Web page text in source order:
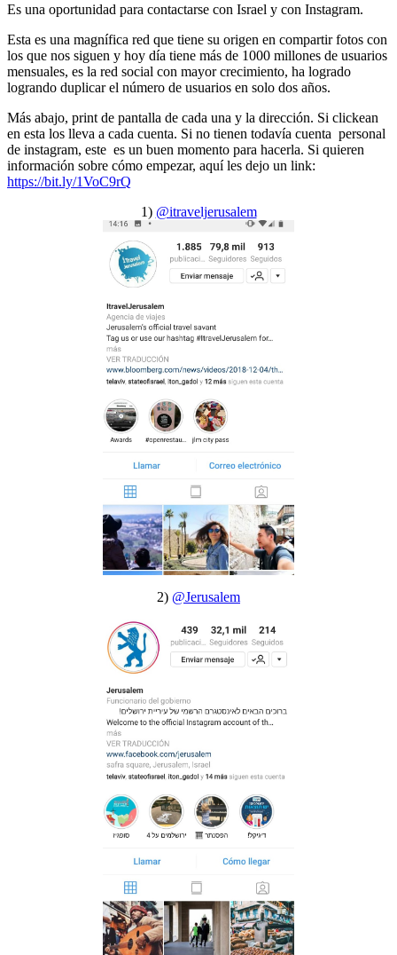
Es una oportunidad para contactarse con Israel y con Instagram.
Esta es una magnífica red que tiene su origen en compartir fotos con
los que nos siguen y hoy día tiene más de 1000 millones de usuarios
mensuales, es la red social con mayor crecimiento, ha logrado
logrando duplicar el número de usuarios en solo dos años.
Más abajo, print de pantalla de cada una y la dirección. Si clickean
en esta los lleva a cada cuenta. Si no tienen todavía cuenta personal
de instagram, este es un buen momento para hacerla. Si quieren
información sobre cómo empezar, aquí les dejo un link:
https://bit.ly/1VoC9rQ
1) @itraveljerusalem
2) @Jerusalem